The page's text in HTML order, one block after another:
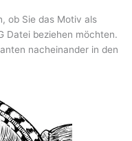
ob Sie das Motiv als
Datei beziehen möchten.
nacheinander in den